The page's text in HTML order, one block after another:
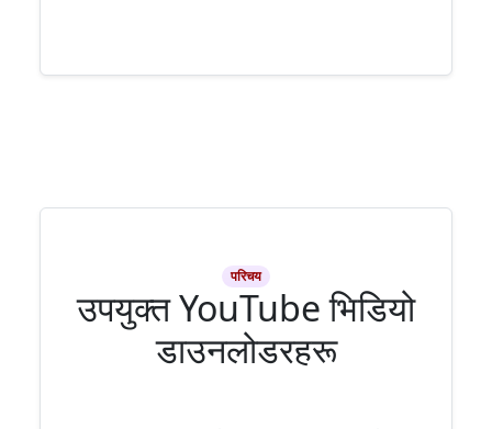
परिचय
उपयुक्त YouTube भिडियो
डाउनलोडरहरू